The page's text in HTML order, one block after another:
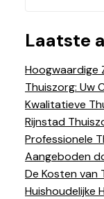
Laatste
Hoogwaardige
Thuiszorg: Uw
Kwalitatieve
Rijnstad
Professionele
Aangeboden
De Kosten van
Huishoudelijke